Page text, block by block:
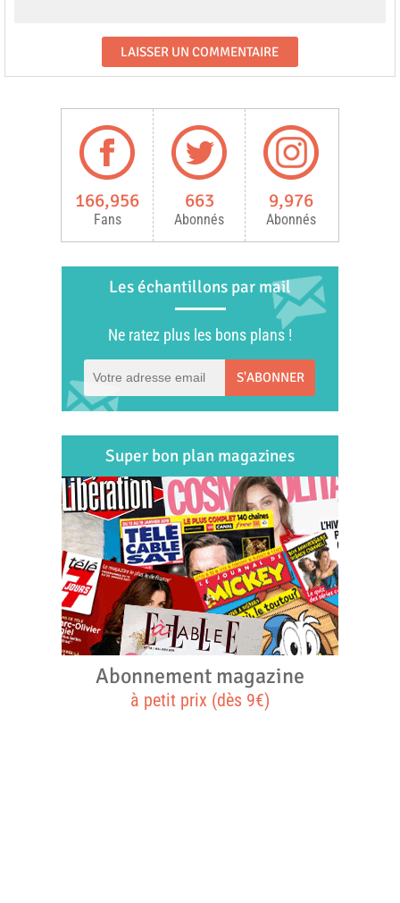
166,956
Fans
663
Abonnés
9,976
Abonnés
Les échantillons par mail
Ne ratez plus les bons plans !
S'ABONNER
Super bon plan magazines
Abonnement magazine
à petit prix (dès 9€)